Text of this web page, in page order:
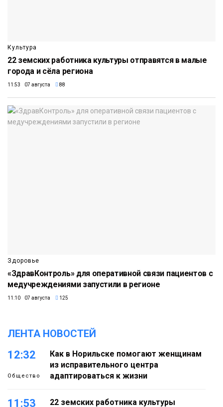
Культура
22 земских работника культуры отправятся в малые
города и сёла региона
11:53 07 августа 88
Здоровье
«ЗдравКонтроль» для оперативной связи пациентов с
медучреждениями запустили в регионе
11:10 07 августа 125
ЛЕНТА НОВОСТЕЙ
12:32
Общество
Как в Норильске помогают женщинам
из исправительного центра
адаптироваться к жизни
11:53
22 земских работника культуры